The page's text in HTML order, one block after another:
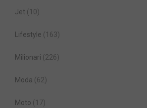
Jet (10)
Lifestyle (163)
Milionari (226)
Moda (62)
Moto (17)